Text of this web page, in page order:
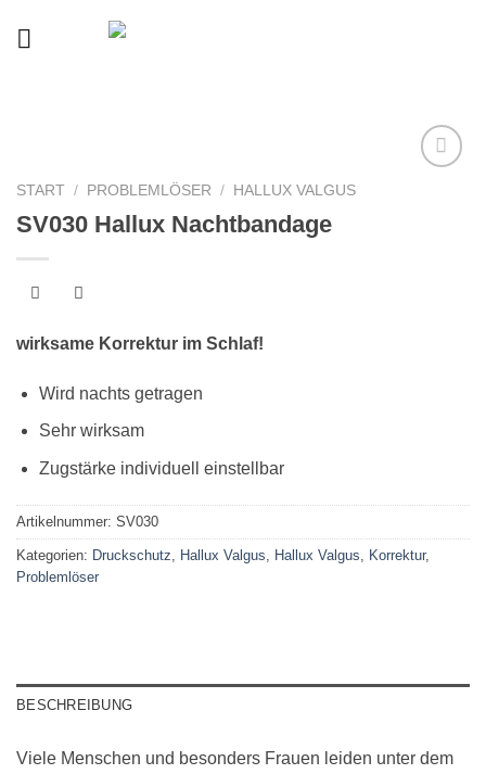
START / PROBLEMLÖSER / HALLUX VALGUS
SV030 Hallux Nachtbandage
wirksame Korrektur im Schlaf!
Wird nachts getragen
Sehr wirksam
Zugstärke individuell einstellbar
Artikelnummer: SV030
Kategorien: Druckschutz Hallux Valgus Hallux Valgus Korrektur,
Problemlöser
BESCHREIBUNG
Viele Menschen und besonders Frauen leiden unter dem